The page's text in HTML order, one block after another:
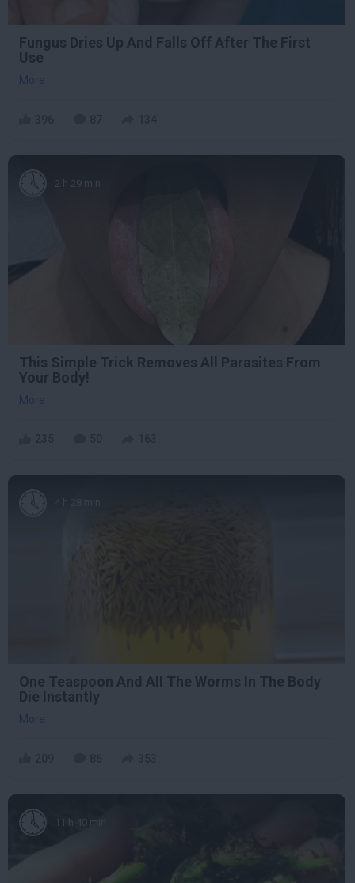
Fungus Dries Up And Falls Off After The First
Use
More
2 h 29 min
This Simple Trick Removes All Parasites From
Your Body!
More
One Teaspoon And All The Worms In The Body
Die Instantly
More
11 h 40 min